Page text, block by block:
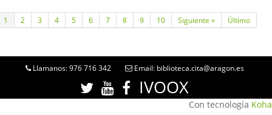
1 2 3 4 5 6 7 8 9 10 Siguiente » Último
Llamanos: 976 716 342 Email: biblioteca.cita@aragon.es
IVOOX
Con tecnología Koha